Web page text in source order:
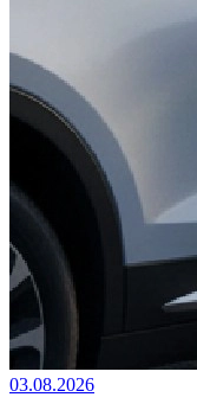
03.08.2026